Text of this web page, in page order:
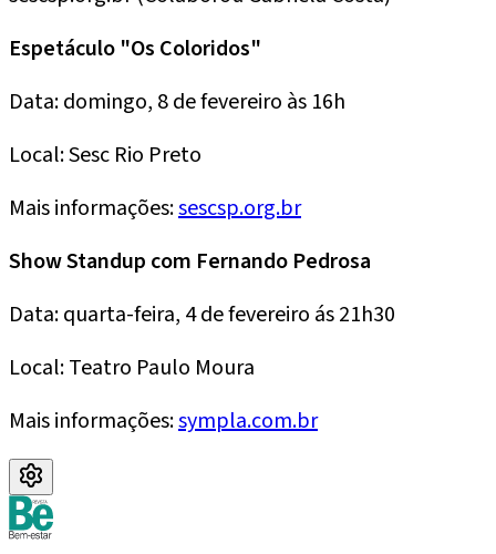
Espetáculo "Os Coloridos"
Data: domingo, 8 de fevereiro às 16h
Local: Sesc Rio Preto
Mais informações:sescsp.org.br
Show Standup com Fernando Pedrosa
Data: quarta-feira, 4 de fevereiro ás 21h30
Local: Teatro Paulo Moura
Mais informações:sympla.com.br